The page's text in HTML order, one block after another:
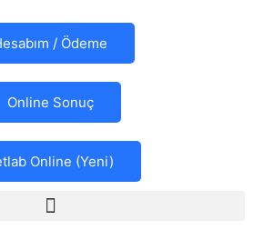
/ Ödeme
Online Sonuç
Online (Yeni)